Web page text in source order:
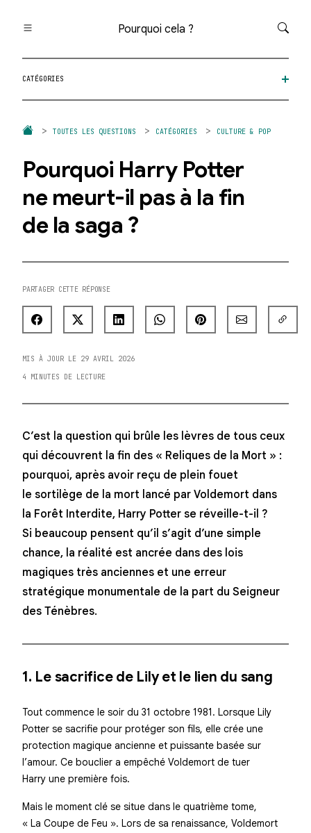
Pourquoi cela ?
Toutes les questions
Catégories
Question au hasard
CATÉGORIES
TOUTES LES QUESTIONS CATÉGORIES CULTURE & POP
Pourquoi Harry Potter
ne meurt-il pas à la fin
de la saga ?
PARTAGER CETTE RÉPONSE
MIS À JOUR LE 29 AVRIL 2026
4 MINUTES DE LECTURE
C’est la question qui brûle les lèvres de tous ceux
qui découvrent la fin des « Reliques de la Mort » :
pourquoi, après avoir reçu de plein fouet
le sortilège de la mort lancé par Voldemort dans
la Forêt Interdite, Harry Potter se réveille-t-il ?
Si beaucoup pensent qu’il s’agit d’une simple
chance, la réalité est ancrée dans des lois
magiques très anciennes et une erreur
stratégique monumentale de la part du Seigneur
des Ténèbres.
1. Le sacrifice de Lily et le lien du sang
Tout commence le soir du 31 octobre 1981. Lorsque Lily
Potter se sacrifie pour protéger son fils, elle crée une
protection magique ancienne et puissante basée sur
l’amour. Ce bouclier a empêché Voldemort de tuer
Harry une première fois.
Mais le moment clé se situe dans le quatrième tome,
« La Coupe de Feu ». Lors de sa renaissance, Voldemort